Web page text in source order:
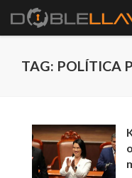
TAG: POLÍTICA